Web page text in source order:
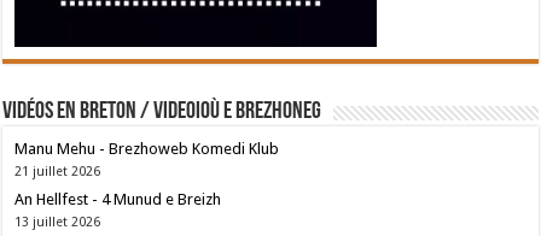
Vidéos en breton / Videoioù e brezhoneg
Manu Mehu - Brezhoweb Komedi Klub
21 juillet 2026
An Hellfest - 4 Munud e Breizh
13 juillet 2026